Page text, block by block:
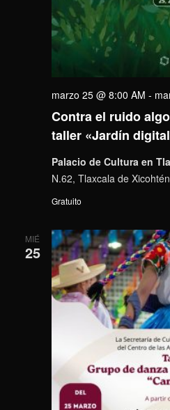
Contra el ruido
taller «Jardín
marzo 25 @ 8:00 AM -
Palacio de Cultura en
N.62, Tlaxcala de
Gratuito
MIÉ
25